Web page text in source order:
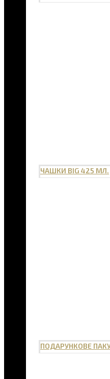
ЧАШКИ BIG 425 МЛ.
ПОДАРУНКОВЕ